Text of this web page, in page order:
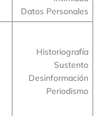
Datos Personales
Historiografía
Sustento
Desinformación
Periodismo